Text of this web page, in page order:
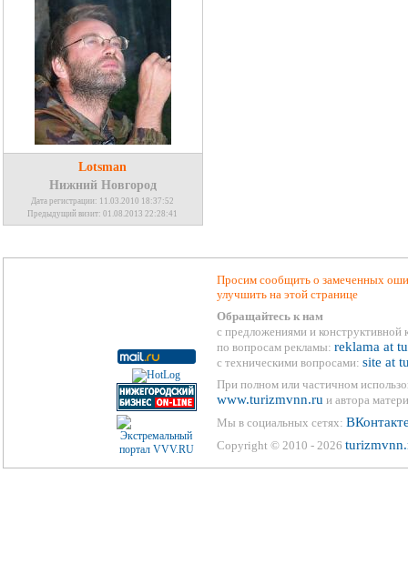
Lotsman
Нижний Новгород
Дата регистрации: 11.03.2010 18:37:52
Предыдущий визит: 01.08.2013 22:28:41
Просим сообщить о замеченных
улучшить на этой странице
Обращайтесь к нам
с предложениями и конструктивной
по вопросам рекламы: reklama at
с техническими вопросами: site at
При полном или частичном
www.turizmvnn.ru и автора
Мы в социальных сетях:
Copyright © 2010 - 2026